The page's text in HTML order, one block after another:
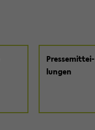
Pres­se­mit­tei­
lun­gen